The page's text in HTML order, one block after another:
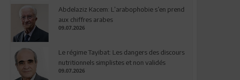
Abdelaziz Kacem: L’arabophobie s’en prend
aux chiffres arabes
09.07.2026
Le régime Tayibat: Les dangers des discours
nutritionnels simplistes et non validés
09.07.2026